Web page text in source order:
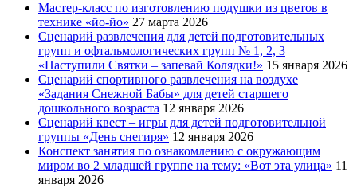
Мастер-класс по изготовлению подушки из цветов в
технике «йо-йо» 27 марта 2026
Сценарий развлечения для детей подготовительных
групп и офтальмологических групп № 1, 2, 3
«Наступили Святки – запевай Колядки!» 15 января 2026
Сценарий спортивного развлечения на воздухе
«Задания Снежной Бабы» для детей старшего
дошкольного возраста 12 января 2026
Сценарий квест – игры для детей подготовительной
группы «День снегиря» 12 января 2026
Конспект занятия по ознакомлению с окружающим
миром во 2 младшей группе на тему: «Вот эта улица» 11
января 2026